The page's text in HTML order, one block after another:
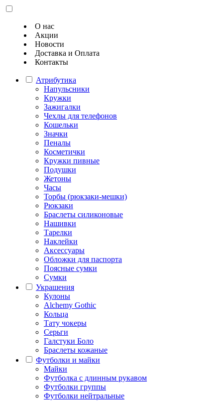
О нас
Акции
Новости
Доставка и Оплата
Контакты
Атрибутика
Напульсники
Кружки
Зажигалки
Чехлы для телефонов
Кошельки
Значки
Пеналы
Косметички
Кружки пивные
Подушки
Жетоны
Часы
Торбы (рюкзаки-мешки)
Рюкзаки
Браслеты силиконовые
Нашивки
Тарелки
Наклейки
Аксессуары
Обложки для паспорта
Поясные сумки
Сумки
Украшения
Кулоны
Alchemy Gothic
Кольца
Тату чокеры
Серьги
Галстуки Боло
Браслеты кожаные
Футболки и майки
Майки
Футболка с длинным рукавом
Футболки группы
Футболки нейтральные